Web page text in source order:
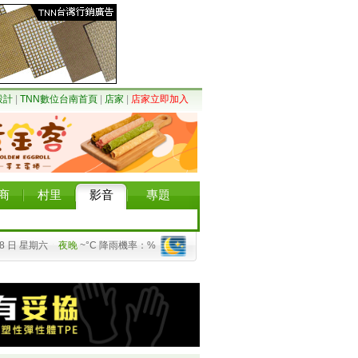
計 TNN數位台南首頁 店家 店家立即加入
村里 影音 專題
日 星期六 夜晚 ~°C 降雨機率：%